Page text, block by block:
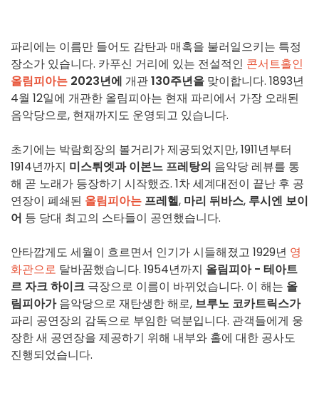
파리에는 이름만 들어도 감탄과 매혹을 불러일으키는 특정
장소가 있습니다. 카푸신 거리에 있는 전설적인 콘서트홀인
올림피아는 2023년에 개관130주년을 맞이합니다. 1893년
4월 12일에 개관한 올림피아는 현재 파리에서 가장 오래된
음악당으로, 현재까지도 운영되고 있습니다.
초기에는 박람회장의 볼거리가 제공되었지만, 1911년부터
1914년까지 미스튀엣과 이본느 프레탕의 음악당 레뷰를 통
해 곧 노래가 등장하기 시작했죠. 1차 세계대전이 끝난 후 공
연장이 폐쇄된 올림피아는 프레헬, 마리 뒤바스, 루시엔 보이
어 등 당대 최고의 스타들이 공연했습니다.
안타깝게도 세월이 흐르면서 인기가 시들해졌고 1929년 영
화관으로 탈바꿈했습니다. 1954년까지 올림피아 - 테아트
르 자크 하이크 극장으로 이름이 바뀌었습니다. 이 해는 올
림피아가음악당으로 재탄생한 해로, 브루노 코카트릭스가
파리 공연장의 감독으로 부임한 덕분입니다. 관객들에게 웅
장한 새 공연장을 제공하기 위해 내부와 홀에 대한 공사도
진행되었습니다.